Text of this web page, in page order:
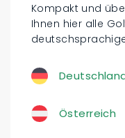
Kompakt und
Ihnen hier alle
Österreich